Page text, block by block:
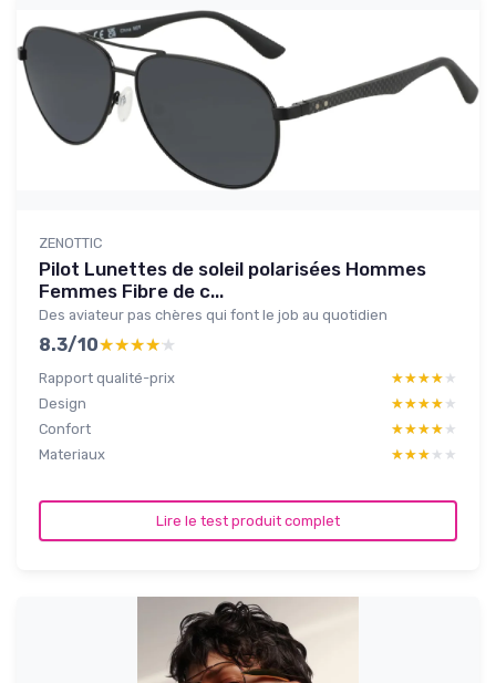
ZENOTTIC
Pilot Lunettes de soleil polarisées Hommes
Femmes Fibre de c...
Des aviateur pas chères qui font le job au quotidien
8.3/10★★★★★
★★★★★
Rapport qualité-prix ★★★★★
★★★★★
Design
★★★★★
★★★★★
Confort
★★★★★
★★★★★
Materiaux
★★★★★
★★★★★
Lire le test produit complet